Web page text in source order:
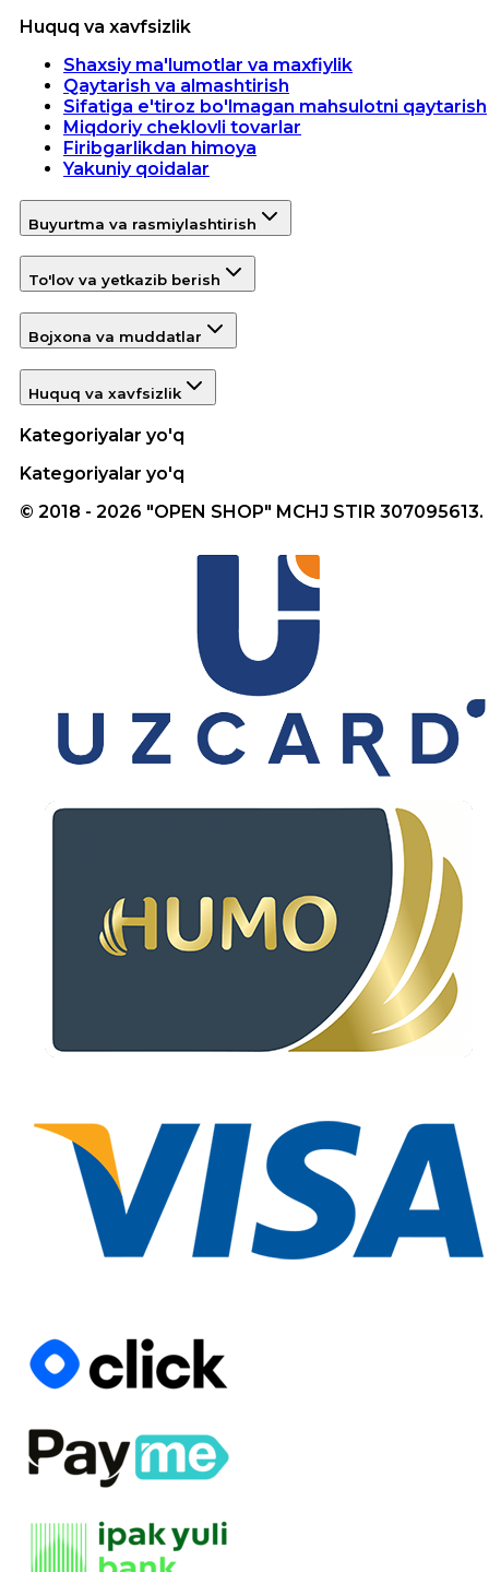
Huquq va xavfsizlik
Shaxsiy ma'lumotlar va maxfiylik
Qaytarish va almashtirish
Sifatiga e'tiroz bo'lmagan mahsulotni qaytarish
Miqdoriy cheklovli tovarlar
Firibgarlikdan himoya
Yakuniy qoidalar
Buyurtma va rasmiylashtirish
To'lov va yetkazib berish
Bojxona va muddatlar
Huquq va xavfsizlik
Kategoriyalar yo'q
Kategoriyalar yo'q
© 2018 - 2026 "OPEN SHOP" MCHJ STIR 307095613.